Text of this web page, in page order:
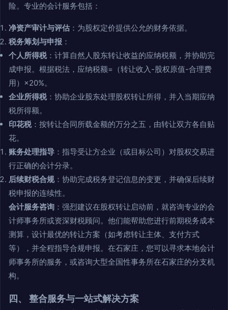
险。专业的会计服务包括：
净资产审计与评估 ：为股权定价提供公允的财务依据。
税务筹划与申报 ：
个人所得税：计算自然人股东转让收益的应纳税额，并协助完
成申报。根据税法，应纳税额=（转让收入-股权原值-合理费
用）×20%。
企业所得税：协助企业股东处理股权转让所得，并入当期应纳
税所得额。
印花税：按转让合同所载金额的万分之五，由转让双方各自贴
花。
账务处理指导 ：指导受让方企业（或目标公司）对股权交易进
行正确的会计分录。
后续财税合规：协助完成税务登记信息的变更，并确保后续财
税申报的连续性。
会计服务咨询 ：强烈建议在股权转让启动前，就咨询专业的会
计师事务所或资深财税顾问。他们能帮助您进行前期税务成本
测算，设计最优的转让方案（如考虑转让主体、支付方式
等），并全程指导合规申报。在石家庄，您可以寻求本地会计
师事务所的服务，或咨询大型全国性事务所在石家庄的分支机
构。
四、 整合服务与一站式解决方案